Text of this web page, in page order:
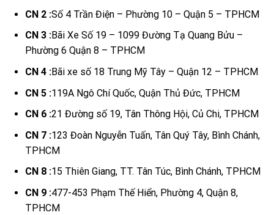
CN 2 :Số 4 Trần Điện – Phường 10 – Quận 5 – TPHCM
CN 3 :Bãi Xe Số 19 – 1099 Đường Tạ Quang Bửu –
Phường 6 Quận 8 – TPHCM
CN 4 :Bãi xe số 18 Trung Mỹ Tây – Quận 12 – TPHCM
CN 5 :119A Ngô Chí Quốc, Quận Thủ Đức, TPHCM
CN 6 :21 Đường số 19, Tân Thông Hội, Củ Chi, TPHCM
CN 7 :123 Đoàn Nguyễn Tuấn, Tân Quý Tây, Bình Chánh,
TPHCM
CN 8 :15 Thiên Giang, TT. Tân Túc, Bình Chánh, TPHCM
CN 9 :477-453 Phạm Thế Hiển, Phường 4, Quận 8,
TPHCM